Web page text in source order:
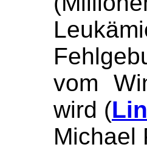
vom
wird (
Michael